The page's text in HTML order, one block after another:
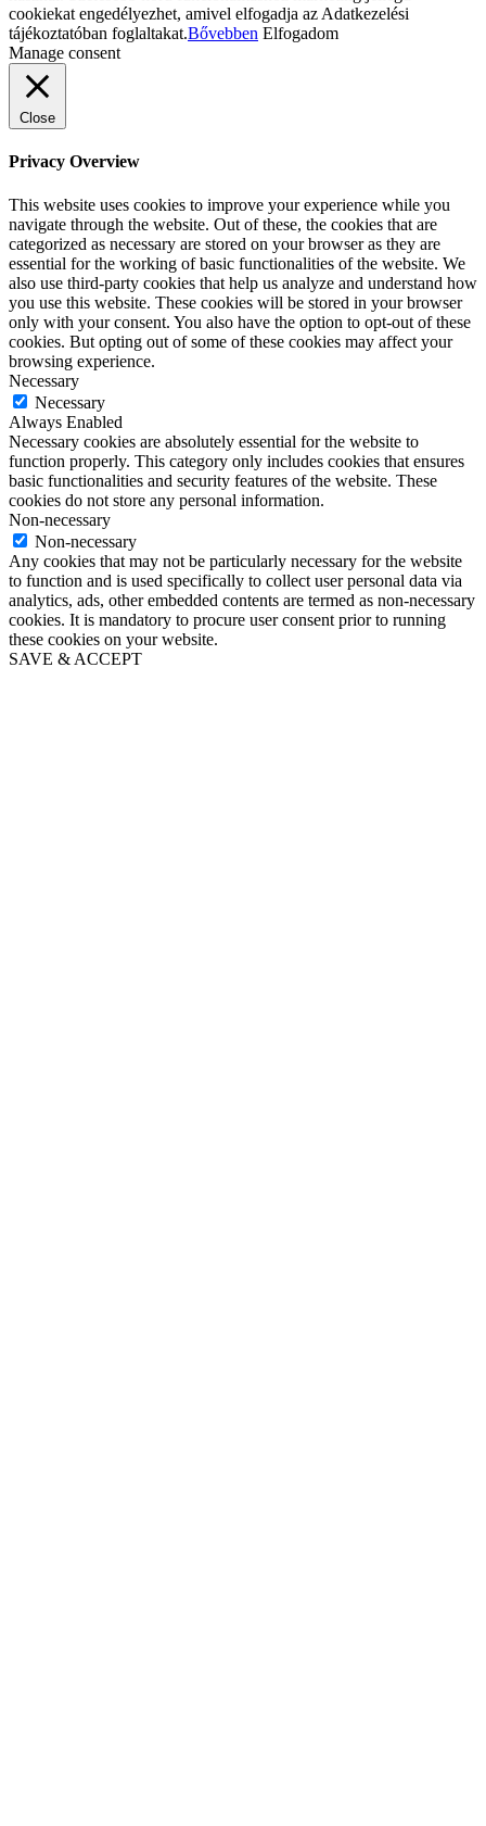
cookiekat engedélyezhet, amivel elfogadja az Adatkezelési
tájékoztatóban foglaltakat.Bővebben Elfogadom
Manage consent
Close
Privacy Overview
This website uses cookies to improve your experience while you
navigate through the website. Out of these, the cookies that are
categorized as necessary are stored on your browser as they are
essential for the working of basic functionalities of the website. We
also use third-party cookies that help us analyze and understand how
you use this website. These cookies will be stored in your browser
only with your consent. You also have the option to opt-out of these
cookies. But opting out of some of these cookies may affect your
browsing experience.
Necessary
Necessary
Always Enabled
Necessary cookies are absolutely essential for the website to
function properly. This category only includes cookies that ensures
basic functionalities and security features of the website. These
cookies do not store any personal information.
Non-necessary
Non-necessary
Any cookies that may not be particularly necessary for the website
to function and is used specifically to collect user personal data via
analytics, ads, other embedded contents are termed as non-necessary
cookies. It is mandatory to procure user consent prior to running
these cookies on your website.
SAVE & ACCEPT